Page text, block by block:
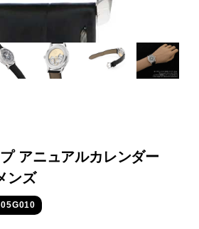
アニュアルカレンダー
ンズ